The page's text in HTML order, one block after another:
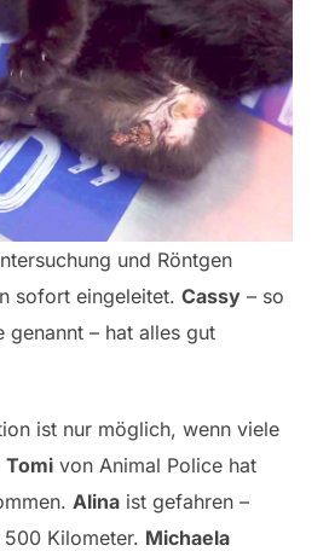
und Röntgen
sofort eingeleitet. Cassy – so
genannt – hat alles gut
ist nur möglich, wenn viele
Tomi von Animal Police hat
Alina ist gefahren –
Kilometer. Michaela